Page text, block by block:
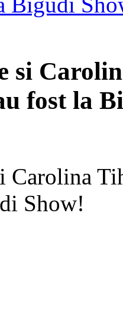
si
fost la
Carolina
Show!